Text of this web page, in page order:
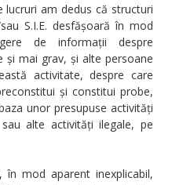
lucruri am dedus că structuri
S.I.E. desfășoară în mod
de informații despre
și mai grav, și alte persoane
activitate, despre care
și constitui probe,
unor presupuse activități
alte activități ilegale, pe
mod aparent inexplicabil,